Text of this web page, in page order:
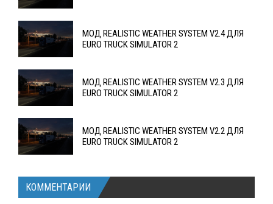
МОД REALISTIC WEATHER SYSTEM V2.4 ДЛЯ
EURO TRUCK SIMULATOR 2
МОД REALISTIC WEATHER SYSTEM V2.3 ДЛЯ
EURO TRUCK SIMULATOR 2
МОД REALISTIC WEATHER SYSTEM V2.2 ДЛЯ
EURO TRUCK SIMULATOR 2
КОММЕНТАРИИ